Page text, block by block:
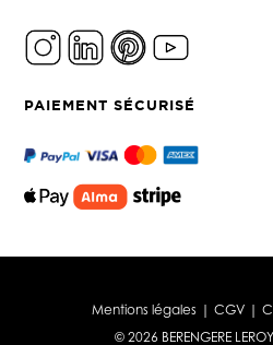
PAIEMENT SÉCURISÉ
Mentions légales | CGV |
© 2026 BERENGERE